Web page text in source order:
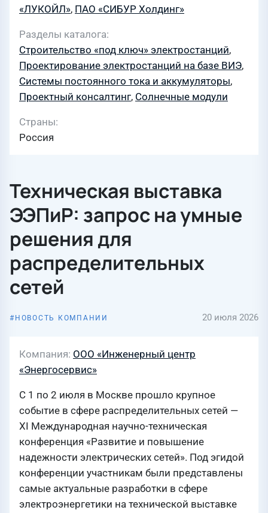
«ЛУКОЙЛ», ПАО «СИБУР Холдинг»
Разделы каталога
Строительство «под ключ» электростанций,
Проектирование электростанций на базе ВИЭ,
Системы постоянного тока и аккумуляторы,
Проектный консалтинг, Солнечные модули
Страны
Россия
Техническая выставка
ЭЭПиР: запрос на умные
решения для
распределительных
сетей
НОВОСТЬ КОМПАНИИ 20 июля 2026
Компания ООО «Инженерный центр
«Энергосервис»
С 1 по 2 июля в Москве прошло крупное
событие в сфере распределительных сетей —
XI Международная научно-техническая
конференция «Развитие и повышение
надежности электрических сетей». Под эгидой
конференции участникам были представлены
самые актуальные разработки в сфере
электроэнергетики на технической выставке